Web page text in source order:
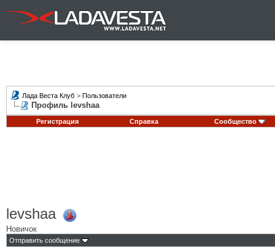
Лада Веста Клуб > Пользователи
Профиль levshaa
Регистрация Справка Сообщество
levshaa
Новичок
Отправить сообщение